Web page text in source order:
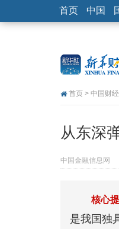
首页 中国
首页 > 中国财经
从东深
中国金融信息网
核心
是我国独